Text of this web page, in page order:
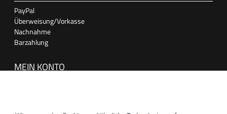
PayPal
Überweisung/Vorkasse
Nachnahme
Barzahlung
MEIN KONTO